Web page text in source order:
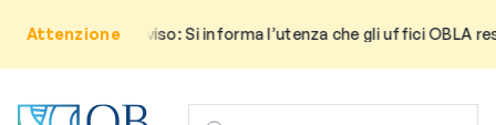
AttenzioneAvviso: Si informa l’utenza che gli uffici OBLA
CERCA